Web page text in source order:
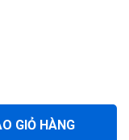
GIỎ HÀNG